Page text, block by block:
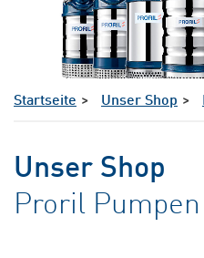
Startseite Unser Shop
Unser Shop
Proril Pumpen